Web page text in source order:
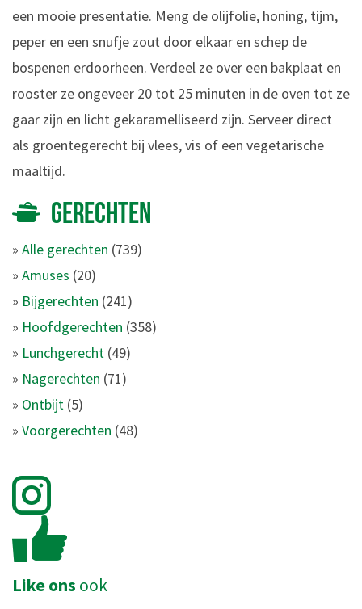
een mooie presentatie. Meng de olijfolie, honing, tijm,
peper en een snufje zout door elkaar en schep de
bospenen erdoorheen. Verdeel ze over een bakplaat en
rooster ze ongeveer 20 tot 25 minuten in de oven tot ze
gaar zijn en licht gekaramelliseerd zijn. Serveer direct
als groentegerecht bij vlees, vis of een vegetarische
maaltijd.
GERECHTEN
» Alle gerechten (739)
» Amuses (20)
» Bijgerechten (241)
» Hoofdgerechten (358)
» Lunchgerecht (49)
» Nagerechten (71)
» Ontbijt (5)
» Voorgerechten (48)
Like ons ook